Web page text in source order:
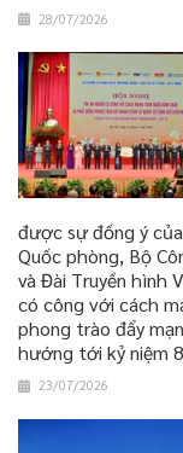
28/07/2026
được sự đồng ý
Quốc phòng, Bộ
và Đài Truyền hình
có công với cách
phong trào đẩy
hướng tới kỷ niệm
23/07/2026